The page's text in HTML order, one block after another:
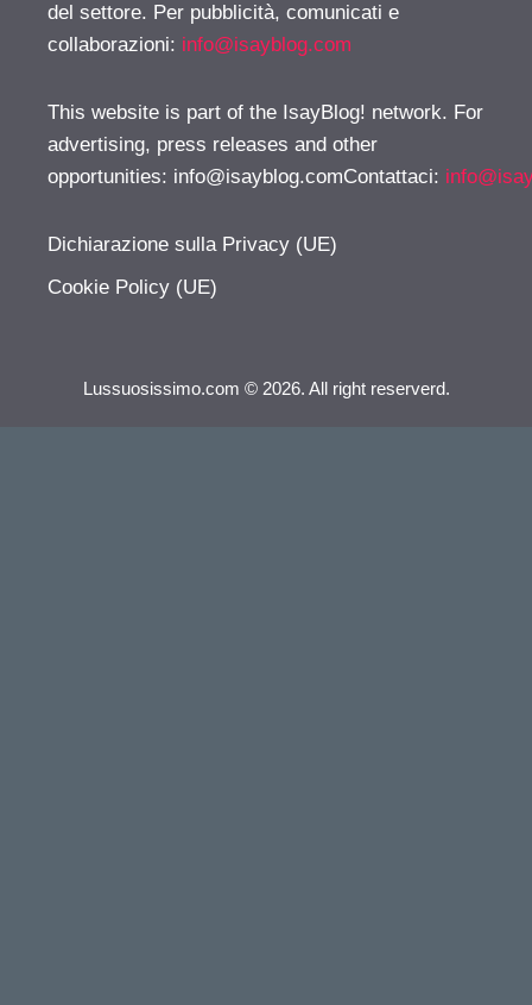
del settore. Per pubblicità, comunicati e
collaborazioni: info@isayblog.com
This website is part of the IsayBlog! network. For
advertising, press releases and other
opportunities: info@isayblog.comContattaci:
Dichiarazione sulla Privacy (UE)
Cookie Policy (UE)
Lussuosissimo.com © 2026. All right reserverd.